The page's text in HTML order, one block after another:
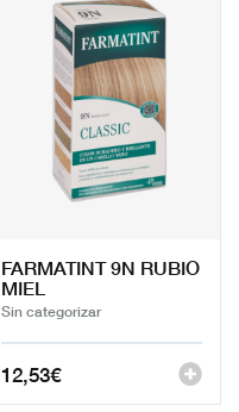
FARMATINT 9N RUBIO
MIEL
Sin categorizar
12,53€